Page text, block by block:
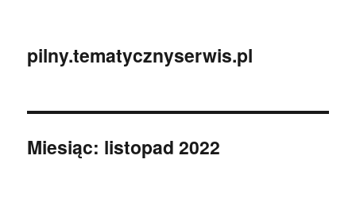
pilny.tematycznyserwis.pl
Miesiąc: listopad 2022